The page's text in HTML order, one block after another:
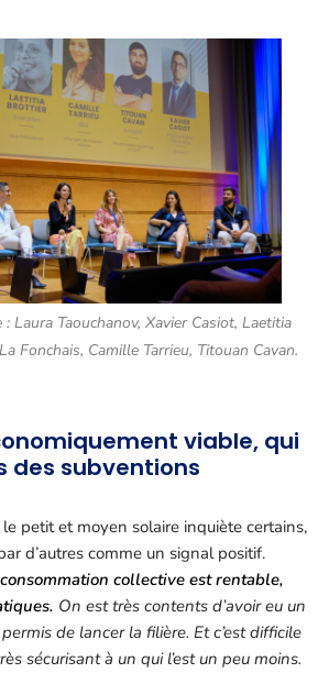
Laura Taouchanov, Xavier Casiot, Laetitia
Fonchais, Camille Tarrieu, Titouan Cavan.
viable, qui
des subventions
petit et moyen solaire inquiète certains,
d’autres comme un signal positif.
collective est rentable,
On est très contents d’avoir eu un
de lancer la filière. Et c’est difficile
sécurisant à un qui l’est un peu moins.